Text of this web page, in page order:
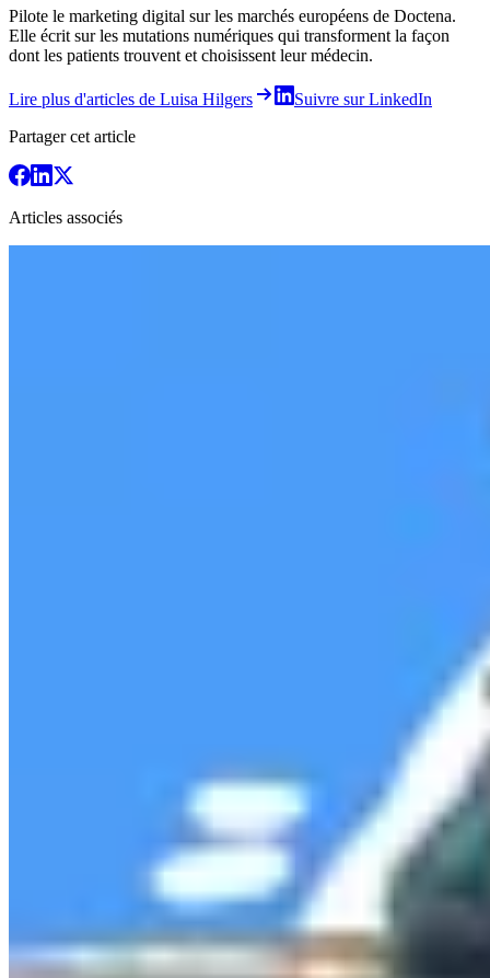
Pilote le marketing digital sur les marchés européens de Doctena.
Elle écrit sur les mutations numériques qui transforment la façon
dont les patients trouvent et choisissent leur médecin.
Lire plus d'articles de Luisa Hilgers
Suivre sur LinkedIn
Partager cet article
Articles associés